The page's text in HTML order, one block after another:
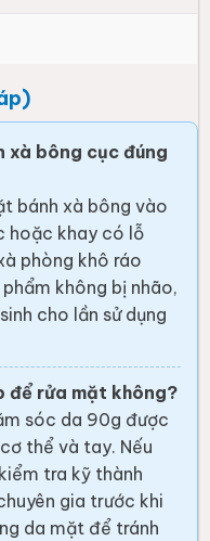
xà bông cục đúng
bánh xà bông vào
hoặc khay có lỗ
phòng khô ráo
không bị nhão,
cho lần sử dụng
để rửa mặt không?
sóc da 90g được
thể và tay. Nếu
tra kỹ thành
gia trước khi
da mặt để tránh